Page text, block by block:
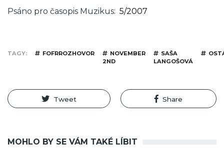
Psáno pro časopis Muzikus 5/2007
TAGY FOFRROZHOVOR
NOVEMBER
2ND
SAŠA
LANGOŠOVÁ
Tweet Share
MOHLO BY SE VÁM TAKÉ LÍBIT